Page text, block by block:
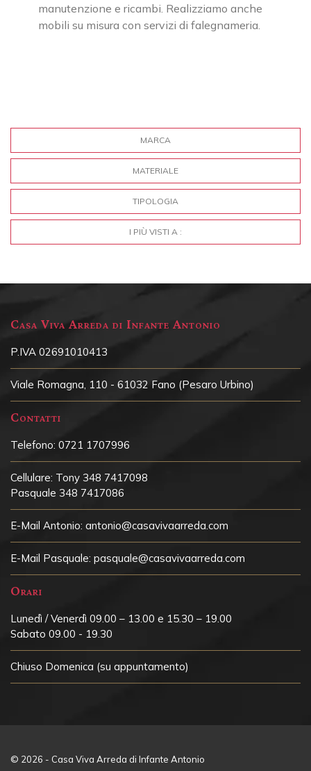
manutenzione e ricambi. Realizziamo anche
mobili su misura con servizi di falegnameria.
MARCA
MATERIALE
TIPOLOGIA
I PIÙ VISTI A :
Casa Viva Arreda di Infante Antonio
P.IVA 02691010413
Viale Romagna, 110 - 61032 Fano (Pesaro Urbino)
Contatti
Telefono: 0721 1707996
Cellulare: Tony 348 7417098
Pasquale 348 7417086
E-Mail Antonio: antonio@casavivaarreda.com
E-Mail Pasquale: pasquale@casavivaarreda.com
Orari
Lunedì / Venerdì 09.00 – 13.00 e 15.30 – 19.00
Sabato 09.00 - 19.30
Chiuso Domenica (su appuntamento)
© 2026 - Casa Viva Arreda di Infante Antonio